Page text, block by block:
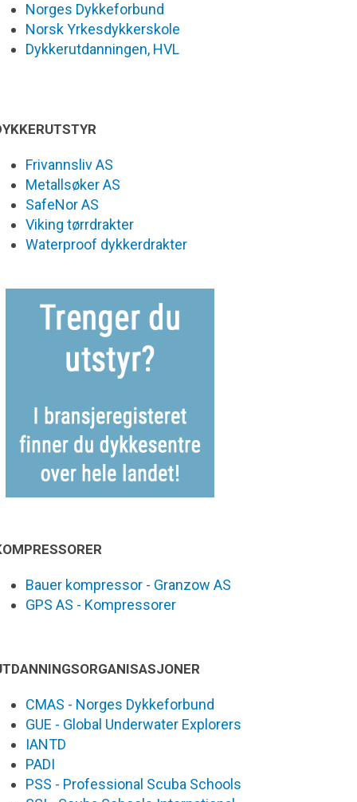
Norges Dykkeforbund
Norsk Yrkesdykkerskole
Dykkerutdanningen, HVL
Frivannsliv AS
Metallsøker AS
SafeNor AS
Viking tørrdrakter
Waterproof dykkerdrakter
Bauer kompressor - Granzow AS
GPS AS - Kompressorer
CMAS - Norges Dykkeforbund
GUE - Global Underwater Explorers
IANTD
PADI
PSS - Professional Scuba Schools